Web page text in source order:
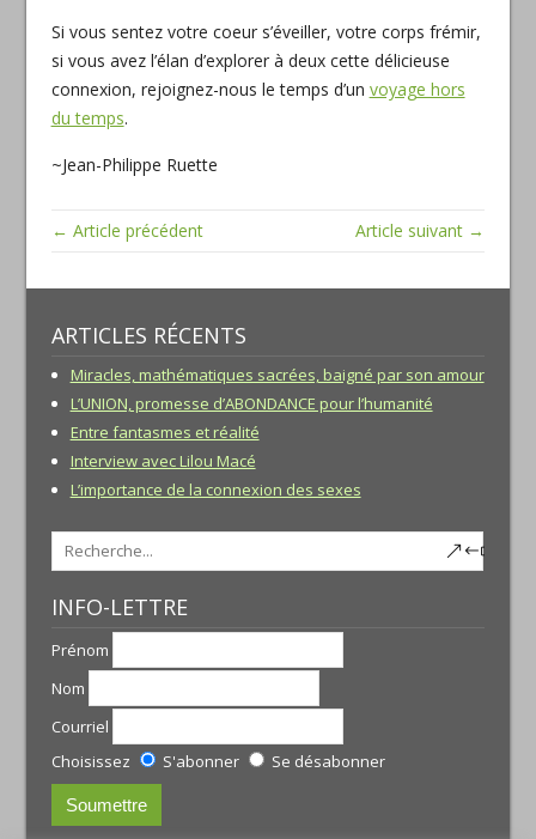
Si vous sentez votre coeur s’éveiller, votre corps frémir,
si vous avez l’élan d’explorer à deux cette délicieuse
connexion, rejoignez-nous le temps d’un voyage hors
du temps.
~Jean-Philippe Ruette
← Article précédent Article suivant →
ARTICLES RÉCENTS
Miracles, mathématiques sacrées, baigné par son amour
L’UNION, promesse d’ABONDANCE pour l’humanité
Entre fantasmes et réalité
Interview avec Lilou Macé
L’importance de la connexion des sexes
INFO-LETTRE
Prénom
Nom
Courriel
Choisissez
S'abonner Se désabonner